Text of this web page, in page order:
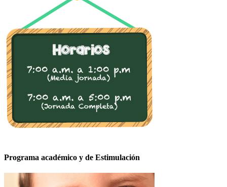
Programa académico y de Estimulación